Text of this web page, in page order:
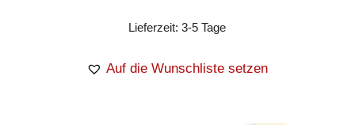
Lieferzeit:3-5 Tage
Auf die Wunschliste setzen